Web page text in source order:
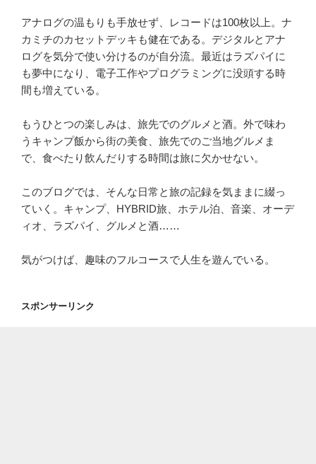
アナログの温もりも手放せず、レコードは100枚以上。ナ
カミチのカセットデッキも健在である。デジタルとアナ
ログを気分で使い分けるのが自分流。最近はラズパイに
も夢中になり、電子工作やプログラミングに没頭する時
間も増えている。
もうひとつの楽しみは、旅先でのグルメと酒。外で味わ
うキャンプ飯から街の美食、旅先でのご当地グルメま
で、食べたり飲んだりする時間は旅に欠かせない。
このブログでは、そんな日常と旅の記録を気ままに綴っ
ていく。キャンプ、HYBRID旅、ホテル泊、音楽、オーデ
ィオ、ラズパイ、グルメと酒……
気がつけば、趣味のフルコースで人生を遊んでいる。
スポンサーリンク